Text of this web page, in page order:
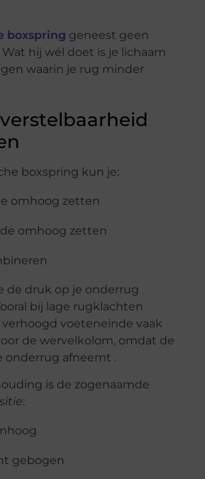
boxspring geneest geen
hij wél doet is je lichaam
waarin je rug minder
boxspring kun je:
omhoog zetten
omhoog zetten
de druk op je onderrug
bij lage rugklachten
voeteneinde vaak
de wervelkolom, omdat de
onderrug afneemt .
is de zogenaamde
:
gebogen